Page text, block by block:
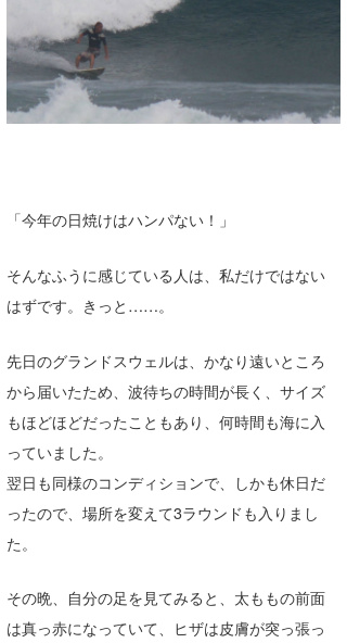
「今年の日焼けはハンパない！」
そんなふうに感じている人は、私だけではない
はずです。きっと……。
先日のグランドスウェルは、かなり遠いところ
から届いたため、波待ちの時間が長く、サイズ
もほどほどだったこともあり、何時間も海に入
っていました。
翌日も同様のコンディションで、しかも休日だ
ったので、場所を変えて3ラウンドも入りまし
た。
その晩、自分の足を見てみると、太ももの前面
は真っ赤になっていて、ヒザは皮膚が突っ張っ
伊豆
千葉南
ルール＆How to
VOTE!
ライター/寄稿メディア
Core Surf Japan
Naoya Kimoto
mitsuteru Kamio
Yoshiyuki Obata
メディア
SURFMEDIA
WAVAL
波伝説アンバサダー/プロライダー
中浦“JET”章
☆加藤
波伝説